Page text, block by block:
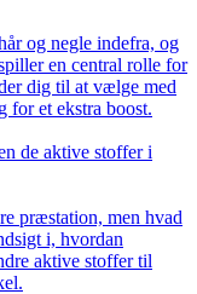
og negle indefra, og
en central rolle for
dig til at vælge med
for et ekstra boost.
de aktive stoffer i
præstation, men hvad
i, hvordan
aktive stoffer til